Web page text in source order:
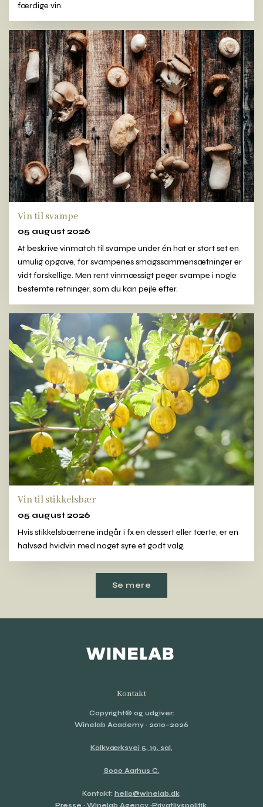
færdige vin.
Vin til svampe
05 august 2026
At beskrive vinmatch til svampe under én hat er stort set en
umulig opgave, for svampenes smagssammensætninger er
vidt forskellige. Men rent vinmæssigt peger svampe i nogle
bestemte retninger, som du kan pejle efter.
Vin til stikkelsbær
05 august 2026
Hvis stikkelsbærrene indgår i fx en dessert eller tærte, er en
halvsød hvidvin med noget syre et godt valg.
Se mere
Kontakt
Copyright© og udgiver:
Winelab Academy · 2010–2026
Kalkværksvej 5, 19. sal,
8000 Aarhus C.
Kontakt: hello@winelab.dk